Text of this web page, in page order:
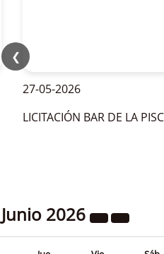
❮
27-05-2026
LICITACIÓN BAR DE LA PISCINA
Junio 2026